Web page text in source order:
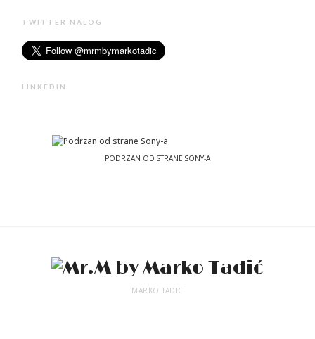
TWITTER NALOG
LINKEDIN
PODRZAN OD STRANE SONY-A
MARKO TADIC